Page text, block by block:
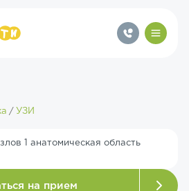
УЗИ
узлов
тканей и сканирование
1 анатомическая область
на прием